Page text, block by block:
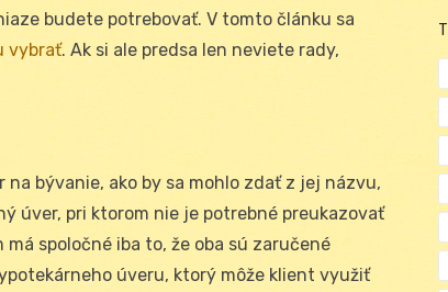
budete potrebovať. V tomto článku sa
vybrať. Ak si ale predsa len neviete rady,
bývanie, ako by sa mohlo zdať z jej názvu,
úver, pri ktorom nie je potrebné preukazovať
spoločné iba to, že oba sú zaručené
úveru, ktorý môže klient využiť